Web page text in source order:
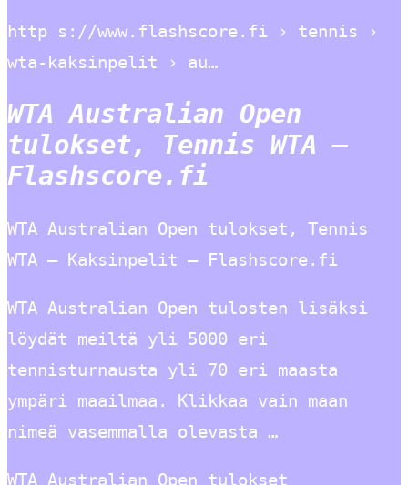
http s://www.flashscore.fi › tennis ›
wta-kaksinpelit › au…
WTA Australian Open
tulokset, Tennis WTA –
Flashscore.fi
WTA Australian Open tulokset, Tennis
WTA – Kaksinpelit – Flashscore.fi
WTA Australian Open tulosten lisäksi
löydät meiltä yli 5000 eri
tennisturnausta yli 70 eri maasta
ympäri maailmaa. Klikkaa vain maan
nimeä vasemmalla olevasta …
WTA Australian Open tulokset